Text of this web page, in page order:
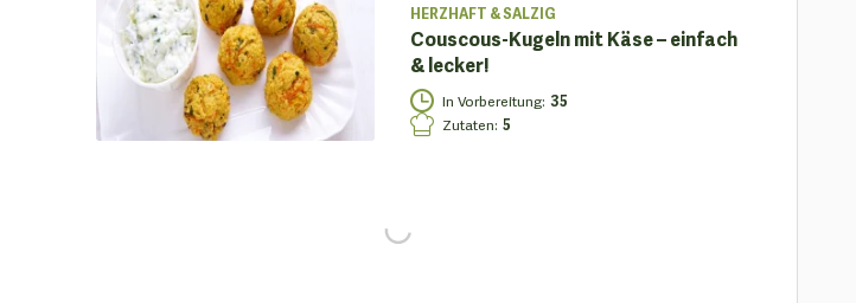
HERZHAFT & SALZIG
Couscous-Kugeln mit Käse – einfach
& lecker!
In Vorbereitung: 35
Zutaten: 5